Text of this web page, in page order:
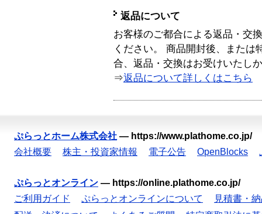
返品について
お客様のご都合による返品・交
ください。 商品開封後、または
合、返品・交換はお受けいたし
⇒返品について詳しくはこちら
ぷらっとホーム株式会社 — https://www.plathome.co.jp/
会社概要
株主・投資家情報 電子公告 OpenBlocks
ぷらっとオンライン — https://online.plathome.co.jp/
ご利用ガイド
ぷらっとオンラインについて
見積書・